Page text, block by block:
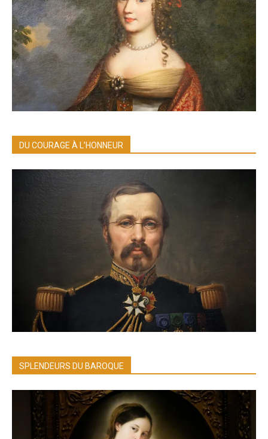
DU COURAGE À L’HONNEUR
SPLENDEURS DU BAROQUE